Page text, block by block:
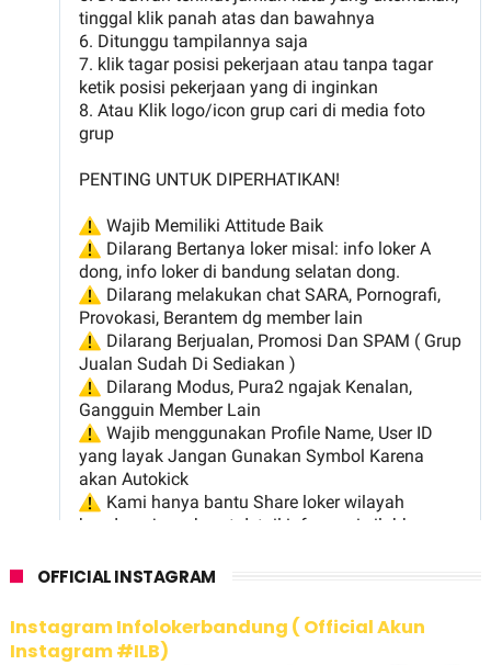
OFFICIAL INSTAGRAM
Instagram Infolokerbandung ( Official Akun
Instagram #ILB)